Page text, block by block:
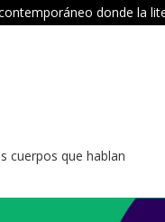
donde la
cuerpos que hablan